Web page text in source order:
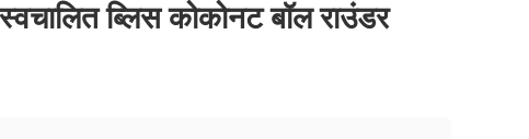
ब्लिस कोकोनट बॉल राउंडर